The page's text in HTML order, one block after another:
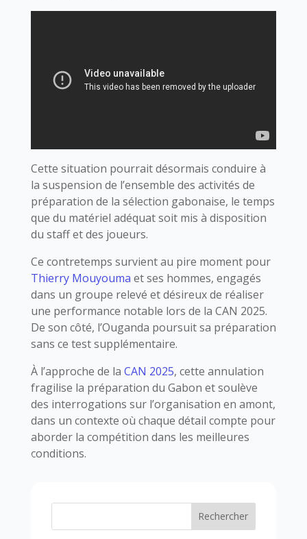
Cette situation pourrait désormais conduire à
la suspension de l’ensemble des activités de
préparation de la sélection gabonaise, le temps
que du matériel adéquat soit mis à disposition
du staff et des joueurs.
Ce contretemps survient au pire moment pour
Thierry Mouyouma et ses hommes, engagés
dans un groupe relevé et désireux de réaliser
une performance notable lors de la CAN 2025.
De son côté, l’Ouganda poursuit sa préparation
sans ce test supplémentaire.
À l’approche de la CAN 2025, cette annulation
fragilise la préparation du Gabon et soulève
des interrogations sur l’organisation en amont,
dans un contexte où chaque détail compte pour
aborder la compétition dans les meilleures
conditions.
Rechercher